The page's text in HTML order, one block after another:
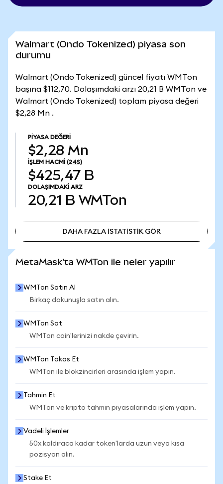
Walmart (Ondo Tokenized) piyasa son
durumu
Walmart (Ondo Tokenized) güncel fiyatı WMTon
başına $112,70. Dolaşımdaki arzı 20,21 B WMTon ve
Walmart (Ondo Tokenized) toplam piyasa değeri
$2,28 Mn .
PIYASA DEĞERI
$2,28 Mn
İŞLEM HACMI (24S)
$425,47 B
DOLAŞIMDAKI ARZ
20,21 B WMTon
DAHA FAZLA İSTATİSTİK GÖR
MetaMask'ta WMTon ile neler yapılır
WMTon Satın Al
Birkaç dokunuşla satın alın.
WMTon Sat
WMTon coin'lerinizi nakde çevirin.
WMTon Takas Et
WMTon ile blokzincirleri arasında işlem yapın.
Tahmin Et
WMTon ve kripto tahmin piyasalarında işlem yapın.
Vadeli İşlemler
50x kaldıraca kadar token'larda uzun veya kısa
pozisyon alın.
Stake Et